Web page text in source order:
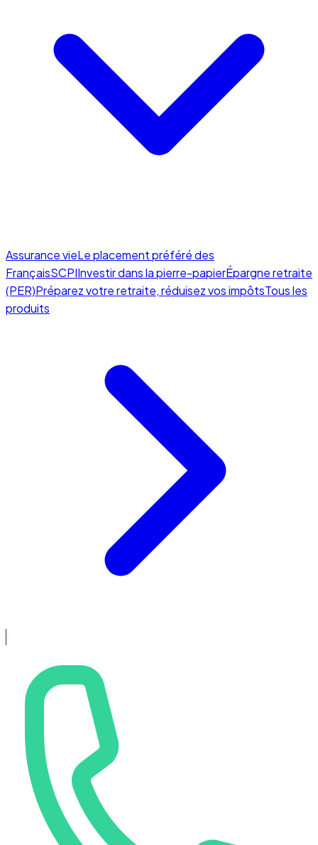
Assurance vieLe placement préféré des
FrançaisSCPIInvestir dans la pierre-papierÉpargne retraite
(PER)Préparez votre retraite, réduisez vos impôtsTous les
produits